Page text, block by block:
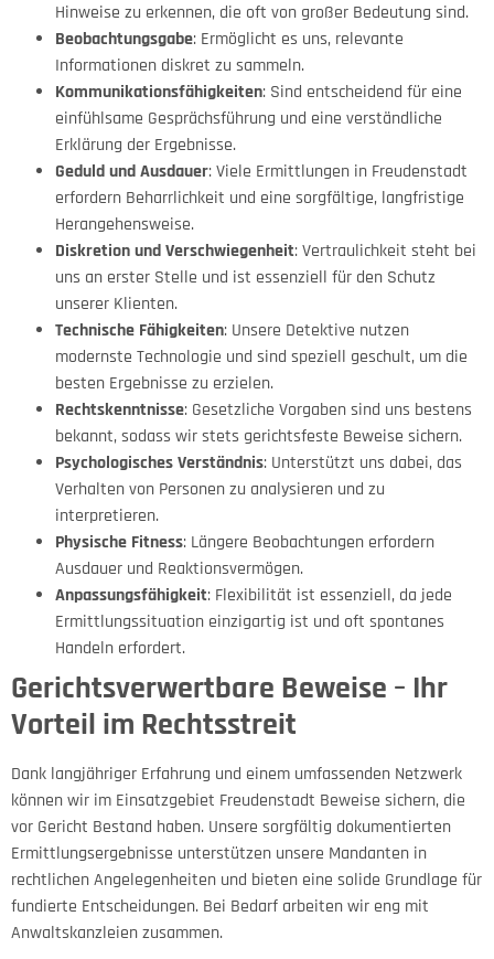
Hinweise zu erkennen, die oft von großer Bedeutung sind.
Beobachtungsgabe: Ermöglicht es uns, relevante
Informationen diskret zu sammeln.
Kommunikationsfähigkeiten: Sind entscheidend für eine
einfühlsame Gesprächsführung und eine verständliche
Erklärung der Ergebnisse.
Geduld und Ausdauer: Viele Ermittlungen in Freudenstadt
erfordern Beharrlichkeit und eine sorgfältige, langfristige
Herangehensweise.
Diskretion und Verschwiegenheit: Vertraulichkeit steht bei
uns an erster Stelle und ist essenziell für den Schutz
unserer Klienten.
Technische Fähigkeiten: Unsere Detektive nutzen
modernste Technologie und sind speziell geschult, um die
besten Ergebnisse zu erzielen.
Rechtskenntnisse: Gesetzliche Vorgaben sind uns bestens
bekannt, sodass wir stets gerichtsfeste Beweise sichern.
Psychologisches Verständnis: Unterstützt uns dabei, das
Verhalten von Personen zu analysieren und zu
interpretieren.
Physische Fitness: Längere Beobachtungen erfordern
Ausdauer und Reaktionsvermögen.
Anpassungsfähigkeit: Flexibilität ist essenziell, da jede
Ermittlungssituation einzigartig ist und oft spontanes
Handeln erfordert.
Gerichtsverwertbare Beweise – Ihr
Vorteil im Rechtsstreit
Dank langjähriger Erfahrung und einem umfassenden Netzwerk
können wir im Einsatzgebiet Freudenstadt Beweise sichern, die
vor Gericht Bestand haben. Unsere sorgfältig dokumentierten
Ermittlungsergebnisse unterstützen unsere Mandanten in
rechtlichen Angelegenheiten und bieten eine solide Grundlage für
fundierte Entscheidungen. Bei Bedarf arbeiten wir eng mit
Anwaltskanzleien zusammen.